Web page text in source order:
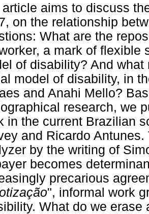
article aims to discuss
on the relationship
What are the
a mark of flexible
of disability? And
model of disability, in
and Anahi Mello?
research, we
in the current Brazilian
and Ricardo
by the writing of
becomes
precarious
", informal work
What do we